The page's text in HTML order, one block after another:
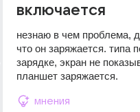
включается
незнаю в чем проблема,
что он заряжается. типа
зарядке, экран не
планшет заряжается.
мнения